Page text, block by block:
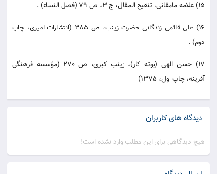
15) علامه مامقانی، تنقیح المقال، ج 3، ص 79 (فصل النساء) .
16) علی قائمی زندگانی حضرت زینب، ص 385 (انتشارات امیری، چاپ
دوم) .
17) حسن الهی (بوته کار)، زینب کبری، ص 270 (مؤسسه فرهنگی
آفرینه، چاپ اول، 1375)
دیدگاه های کاربران
هیچ دیدگاهی برای این مطلب وارد نشده است!